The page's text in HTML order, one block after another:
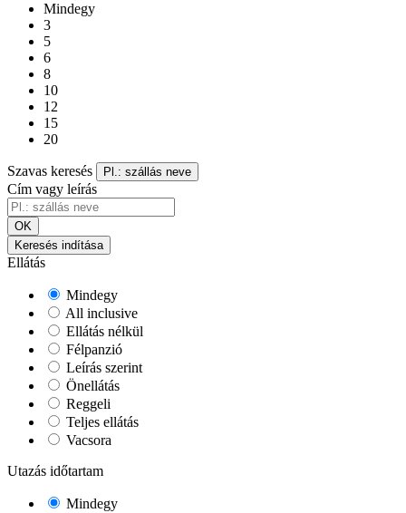
Mindegy
3
5
6
8
10
12
15
20
Szavas keresés Pl.: szállás neve
Cím vagy leírás
OK
Keresés indítása
Ellátás
Mindegy
All inclusive
Ellátás nélkül
Félpanzió
Leírás szerint
Önellátás
Reggeli
Teljes ellátás
Vacsora
Utazás időtartam
Mindegy